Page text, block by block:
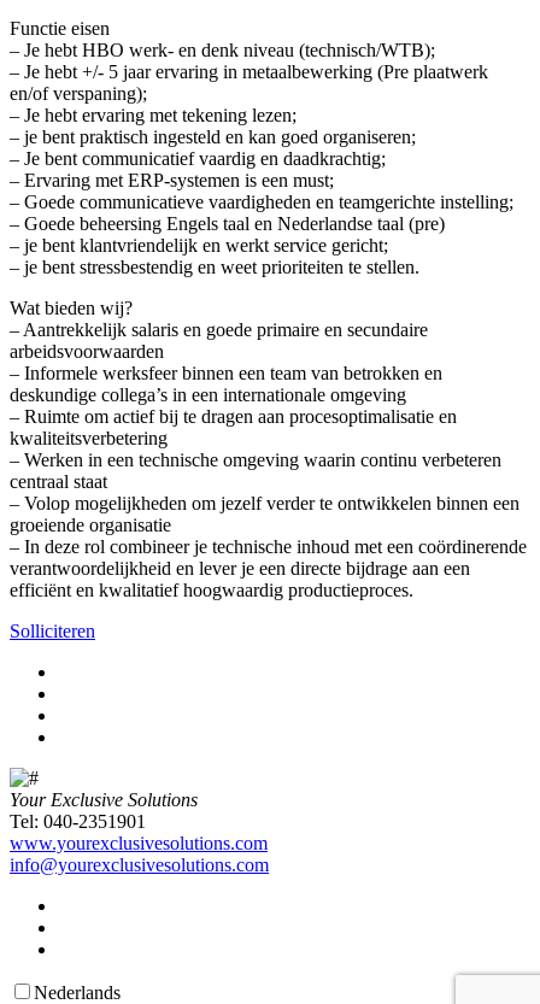
Functie eisen
– Je hebt HBO werk- en denk niveau (technisch/WTB);
– Je hebt +/- 5 jaar ervaring in metaalbewerking (Pre plaatwerk
en/of verspaning);
– Je hebt ervaring met tekening lezen;
– je bent praktisch ingesteld en kan goed organiseren;
– Je bent communicatief vaardig en daadkrachtig;
– Ervaring met ERP-systemen is een must;
– Goede communicatieve vaardigheden en teamgerichte instelling;
– Goede beheersing Engels taal en Nederlandse taal (pre)
– je bent klantvriendelijk en werkt service gericht;
– je bent stressbestendig en weet prioriteiten te stellen.
Wat bieden wij?
– Aantrekkelijk salaris en goede primaire en secundaire
arbeidsvoorwaarden
– Informele werksfeer binnen een team van betrokken en
deskundige collega’s in een internationale omgeving
– Ruimte om actief bij te dragen aan procesoptimalisatie en
kwaliteitsverbetering
– Werken in een technische omgeving waarin continu verbeteren
centraal staat
– Volop mogelijkheden om jezelf verder te ontwikkelen binnen een
groeiende organisatie
– In deze rol combineer je technische inhoud met een coördinerende
verantwoordelijkheid en lever je een directe bijdrage aan een
efficiënt en kwalitatief hoogwaardig productieproces.
Solliciteren
Your Exclusive Solutions
Tel: 040-2351901
www.yourexclusivesolutions.com
info@yourexclusivesolutions.com
Nederlands